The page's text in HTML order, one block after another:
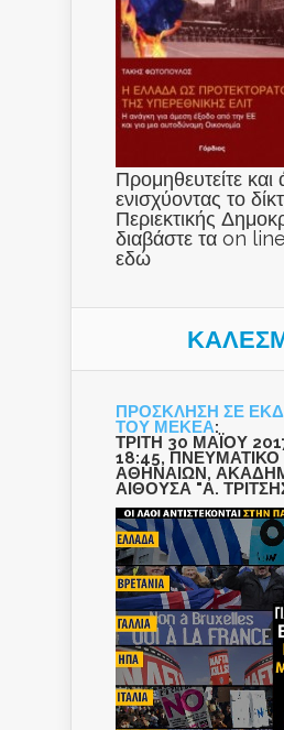
Προμηθευτείτε και
ενισχύοντας το
Περιεκτικής
διαβάστε τα on
εδώ
ΠΡΟΣΚΛΗΣΗ ΣΕ
ΤΟΥ ΜΕΚΕΑ:
ΤΡΙΤΗ 30 ΜΑΪΟΥ
18:45,
ΑΘΗΝΑΙΩΝ,
ΑΙΘΟΥΣΑ "Α.